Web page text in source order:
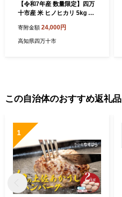
【令和7年産 数量限定】四万
十市産 米 ヒノヒカリ 5kg 四
米 高知県 高知 四万十 しまん
と お米 白米 精米 ひのひかり
寄附金額 24,000円
高知県四万十市
この自治体のおすすめ返礼品
1